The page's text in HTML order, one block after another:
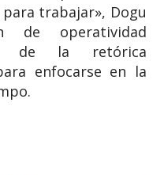
trabajar», Dogu
de operatividad
de la retórica
enfocarse en la